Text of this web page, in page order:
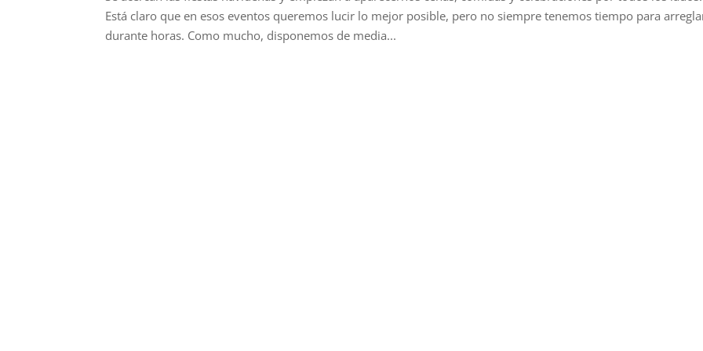
Está claro que en esos eventos queremos lucir lo mejor posible, pero no siempre tenemos tiempo para
durante horas. Como mucho, disponemos de media...